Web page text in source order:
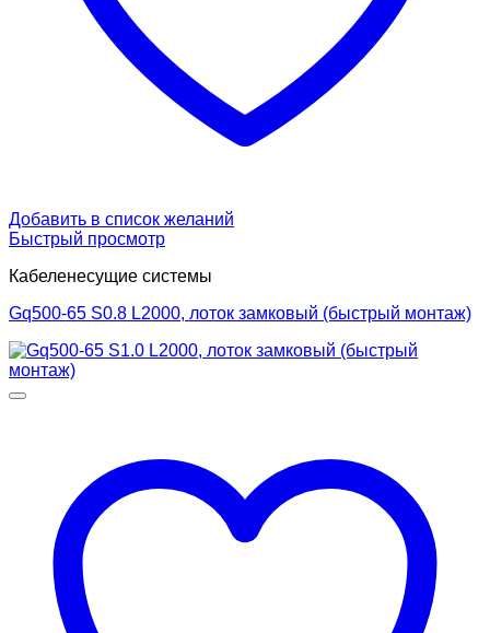
Добавить в список желаний
Быстрый просмотр
Кабеленесущие системы
Gq500-65 S0.8 L2000, лоток замковый (быстрый монтаж)